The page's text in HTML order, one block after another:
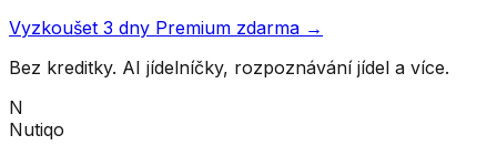
Vyzkoušet 3 dny Premium zdarma →
Bez kreditky. AI jídelníčky, rozpoznávání jídel a více.
N
Nutiqo